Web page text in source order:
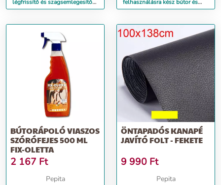
légfrissítő és szagsemlegesítő
pumpás szórófejjel...
felhasználásra kész bútor és
munkalap ápoló folyadé...
BÚTORÁPOLÓ VIASZOS
SZÓRÓFEJES 500 ML
FIX-OLETTA
2 167 Ft
Pepita
ÖNTAPADÓS KANAPÉ
JAVÍTÓ FOLT - FEKETE
9 990 Ft
Pepita